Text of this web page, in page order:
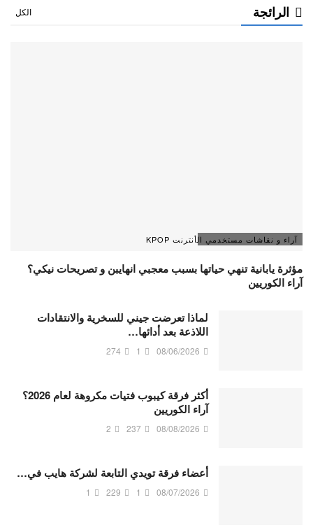
الرائجة الكل
آراء و نقاشات مستخدمي الأنترنت KPOP
مؤثرة يابانية تنهي حياتها بسبب معجبي انهايبن و تصريحات نيكي؟
آراء الكوريين
لماذا تعرضت جيني للسخرية والانتقادات
اللاذعة بعد أدائها…
08/06/2026
1
274
أكثر فرقة كيبوب فتيات مكروهة لعام 2026؟
آراء الكوريين
08/08/2026
237
2
أعضاء فرقة تويدي التابعة لشركة هايب في…
08/07/2026
1
229
1